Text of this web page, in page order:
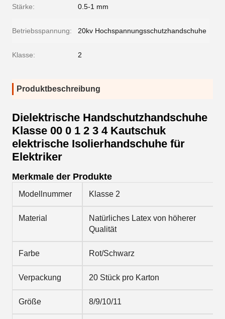
Stärke: 0.5-1 mm
Betriebsspannung: 20kv Hochspannungsschutzhandschuhe
Klasse: 2
Produktbeschreibung
Dielektrische Handschutzhandschuhe
Klasse 00 0 1 2 3 4 Kautschuk
elektrische Isolierhandschuhe für
Elektriker
Merkmale der Produkte
Modellnummer Klasse 2
Material
Natürliches Latex von höherer
Qualität
Farbe Rot/Schwarz
Verpackung 20 Stück pro Karton
Größe 8/9/10/11